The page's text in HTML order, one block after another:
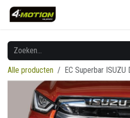
Overslaan naar inhoud
Alle producten EC Superbar